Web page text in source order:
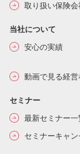
取り扱い保険会
当社について
安心の実績
動画で見る経
セミナー
最新セミナー一
セミナーキャ